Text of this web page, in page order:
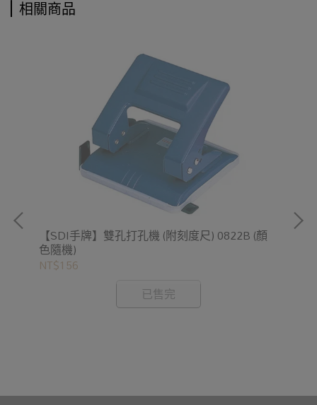
相關商品
【SDI手牌】雙孔打孔機 (附刻度尺) 0822B (顏
色隨機)
NT$156
已售完